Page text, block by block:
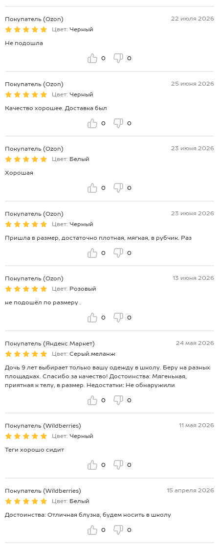
Покупатель (Ozon)
22 июля 2026
Цвет: Черный
Не подошла
0 0
Покупатель (Ozon)
25 июня 2026
Цвет: Черный
Качество хорошее. Доставка был
0 0
Покупатель (Ozon)
23 июня 2026
Цвет: Белый
Хорошая
0 0
Покупатель (Ozon)
23 июня 2026
Цвет: Черный
Пришла в размер, достаточно плотная, мягкая, в рубчик. Раз
0 0
Покупатель (Ozon)
13 июня 2026
Цвет: Розовый
не подошёл по размеру .
0 0
Покупатель (Яндекс Маркет)
24 мая 2026
Цвет: Серый.меланж
Дочь 9 лет выбирает только вашу одежду в школу. Беру на разных
площадках. Спасибо за качество! Достоинства: Мягенькая,
приятная к телу, в размер. Недостатки: Не обнаружили
0 0
Покупатель (Wildberries)
11 мая 2026
Цвет: Черный
Теги хорошо сидит
0 0
Покупатель (Wildberries)
15 апреля 2026
Цвет: Белый
Достоинства: Отличная блузка, будем носить в школу
0 0